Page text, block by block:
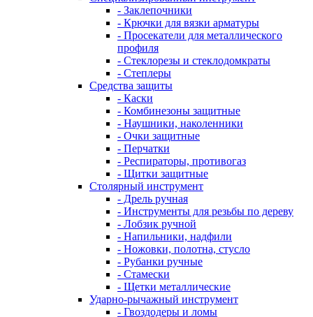
- Заклепочники
- Крючки для вязки арматуры
- Просекатели для металлического
профиля
- Стеклорезы и стеклодомкраты
- Степлеры
Средства защиты
- Каски
- Комбинезоны защитные
- Наушники, наколенники
- Очки защитные
- Перчатки
- Респираторы, противогаз
- Щитки защитные
Столярный инструмент
- Дрель ручная
- Инструменты для резьбы по дереву
- Лобзик ручной
- Напильники, надфили
- Ножовки, полотна, стусло
- Рубанки ручные
- Стамески
- Щетки металлические
Ударно-рычажный инструмент
- Гвоздодеры и ломы